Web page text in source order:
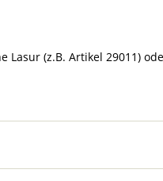
(z.B. Artikel 29011)